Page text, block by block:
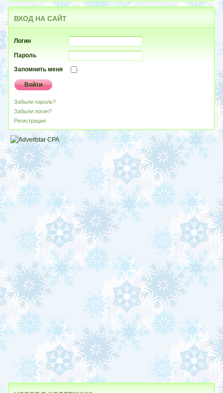
ВХОД НА САЙТ
Логин
Пароль
Запомнить меня
Забыли пароль?
Забыли логин?
Регистрация